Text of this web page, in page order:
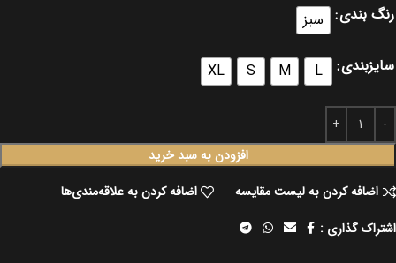
رنگ بندی سبز
سایزبندی L
M
S
XL
افزودن به سبد خرید
اضافه کردن به لیست مقایسه
اضافه کردن به علاقه‌مندی‌ها
اشتراک گذاری :